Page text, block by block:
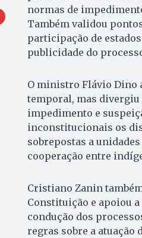
normas de
Também validou
participação de
publicidade do
O ministro Flávio Dino
temporal, mas divergiu
impedimento e
inconstitucionais os
sobrepostas a
cooperação entre
Cristiano Zanin
Constituição e apoiou
condução dos
regras sobre a atuação